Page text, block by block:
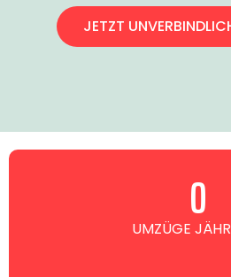
JETZT
UMZÜGE0